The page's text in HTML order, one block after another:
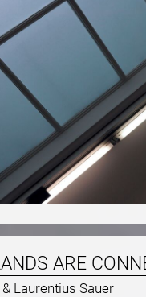
ARE
Laurentius Sauer